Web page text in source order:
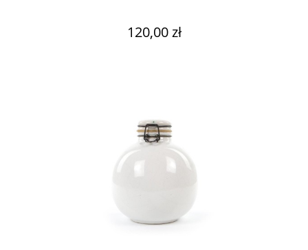
120,00 zł